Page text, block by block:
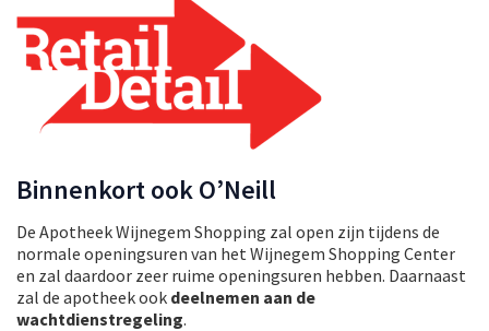
Binnenkort ook O’Neill
De Apotheek Wijnegem Shopping zal open zijn tijdens de
normale openingsuren van het Wijnegem Shopping Center
en zal daardoor zeer ruime openingsuren hebben. Daarnaast
zal de apotheek ook deelnemen aan de
wachtdienstregeling.